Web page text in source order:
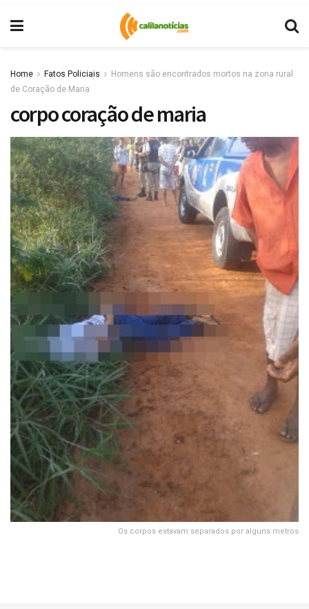
Home Fatos Policiais
Homens são encontrados mortos na zona rural
de Coração de Maria
corpo coração de maria
Os corpos estavam separados por alguns metros